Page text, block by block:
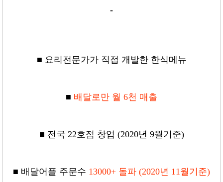
-
■ 요리전문가가 직접 개발한 한식메뉴
■ 배달로만 월 6천 매출
■ 전국 22호점 창업 (2020년 9월기준)
■ 배달어플 주문수 13000+ 돌파 (2020년 11월기준)